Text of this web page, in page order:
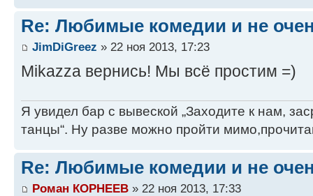
Re: Любимые комедии и не
JimDiGreez » 22 ноя 2013, 17:23
Mikazza вернись! Мы всё простим =)
Я увидел бар с вывеской „Заходите к нам,
танцы“. Ну разве можно пройти
Re: Любимые комедии и не
Роман КОРНЕЕВ » 22 ноя 2013, 17:33